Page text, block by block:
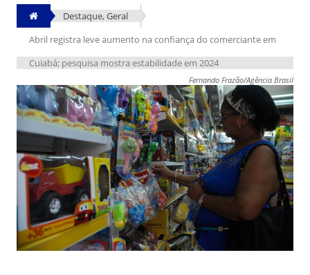
Destaque,Geral
Abril registra leve aumento na confiança do comerciante em
Cuiabá; pesquisa mostra estabilidade em 2024
Fernando Frazão/Agência Brasil